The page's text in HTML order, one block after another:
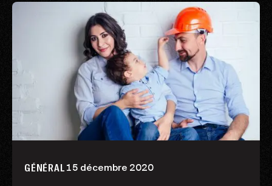
GÉNÉRAL 15 décembre 2020